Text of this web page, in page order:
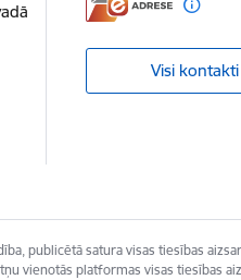
Visi kontakti
publicētā satura visas tiesības
vienotās platformas visas tiesības